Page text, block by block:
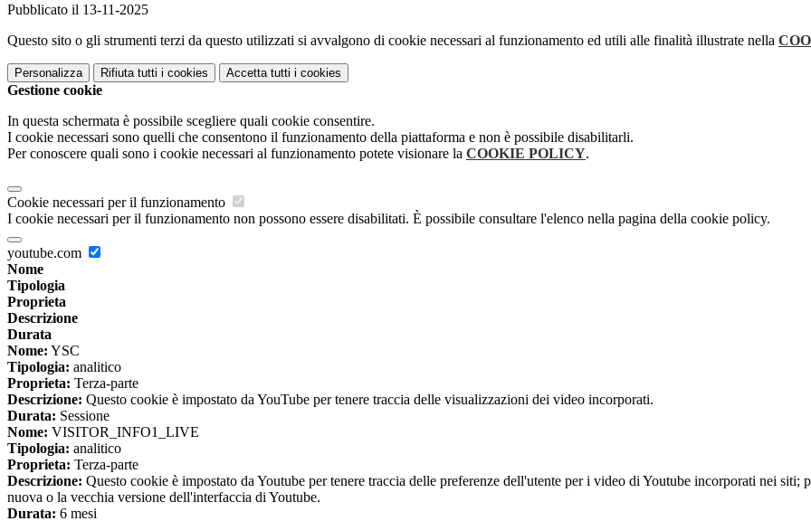
Pubblicato il 13-11-2025
Questo sito o gli strumenti terzi da questo utilizzati si avvalgono di cookie necessari al funzionamento ed utili alle finalità illustrate nella
Personalizza Rifiuta tutti i cookies Accetta tutti i cookies
Gestione cookie
In questa schermata è possibile scegliere quali cookie consentire.
I cookie necessari sono quelli che consentono il funzionamento della piattaforma e non è possibile disabilitarli.
Per conoscere quali sono i cookie necessari al funzionamento potete visionare la COOKIE POLICY.
Cookie necessari per il funzionamento
I cookie necessari per il funzionamento non possono essere disabilitati. È possibile consultare l'elenco nella pagina della cookie policy.
youtube.com
Nome
Tipologia
Proprieta
Descrizione
Durata
Nome: YSC
Tipologia: analitico
Proprieta: Terza-parte
Descrizione: Questo cookie è impostato da YouTube per tenere traccia delle visualizzazioni dei video incorporati.
Durata: Sessione
Nome: VISITOR_INFO1_LIVE
Tipologia: analitico
Proprieta: Terza-parte
Descrizione: Questo cookie è impostato da Youtube per tenere traccia delle preferenze dell'utente per i video di Youtube incorporati nei
nuova o la vecchia versione dell'interfaccia di Youtube.
Durata: 6 mesi